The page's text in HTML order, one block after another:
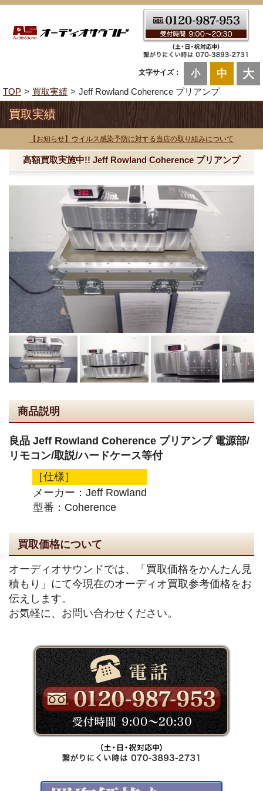
文字サイズ： 小 中 大
TOP 買取実績 Jeff Rowland Coherence プリアンプ
買取実績
【お知らせ】ウイルス感染予防に対する当店の取り組みについて
高額買取実施中!! Jeff Rowland Coherence プリアンプ
商品説明
良品 Jeff Rowland Coherence プリアンプ 電源部/
リモコン/取説/ハードケース等付
［仕様］
メーカー：Jeff Rowland
型番：Coherence
買取価格について
オーディオサウンドでは、「買取価格をかんたん見
積もり」にて今現在のオーディオ買取参考価格をお
伝えします。
お気軽に、お問い合わせください。